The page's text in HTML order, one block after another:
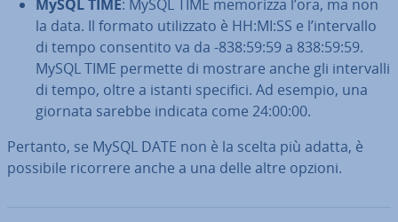
MySQL TIME: MySQL TIME memorizza l’ora, ma non
la data. Il formato uti­liz­za­to è HH:MI:SS e l’in­ter­val­lo
di tempo con­sen­ti­to va da -838:59:59 a 838:59:59.
MySQL TIME permette di mostrare anche gli in­ter­val­li
di tempo, oltre a istanti specifici. Ad esempio, una
giornata sarebbe indicata come 24:00:00.
Pertanto, se MySQL DATE non è la scelta più adatta, è
possibile ricorrere anche a una delle altre opzioni.